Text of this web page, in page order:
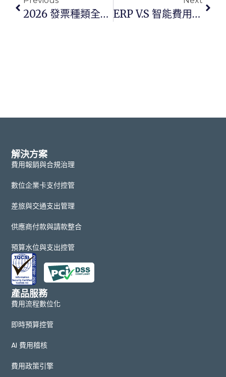
2026 發票種類全解析：報帳扣抵一次看懂 ERP V.s 智能費用管理系統：企業財務管理工具怎麼選？
解決方案
費用報銷與合規治理
數位企業卡支付控管
差旅與交通支出管理
供應商付款與請款整合
預算水位與支出控管
產品服務
費用流程數位化
即時預算控管
AI 費用稽核
費用政策引擎